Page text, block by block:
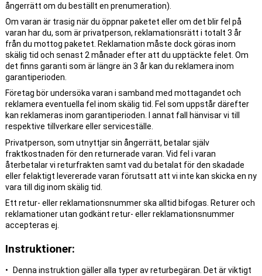
ångerrätt om du beställt en prenumeration).
Om varan är trasig när du öppnar paketet eller om det blir fel på
varan har du, som är privatperson, reklamationsrätt i totalt 3 år
från du mottog paketet. Reklamation måste dock göras inom
skälig tid och senast 2 månader efter att du upptäckte felet. Om
det finns garanti som är längre än 3 år kan du reklamera inom
garantiperioden.
Företag bör undersöka varan i samband med mottagandet och
reklamera eventuella fel inom skälig tid. Fel som uppstår därefter
kan reklameras inom garantiperioden. I annat fall hänvisar vi till
respektive tillverkare eller serviceställe.
Privatperson, som utnyttjar sin ångerrätt, betalar själv
fraktkostnaden för den returnerade varan. Vid fel i varan
återbetalar vi returfrakten samt vad du betalat för den skadade
eller felaktigt levererade varan förutsatt att vi inte kan skicka en ny
vara till dig inom skälig tid.
Ett retur- eller reklamationsnummer ska alltid bifogas. Returer och
reklamationer utan godkänt retur- eller reklamationsnummer
accepteras ej.
Instruktioner:
Denna instruktion gäller alla typer av returbegäran. Det är viktigt